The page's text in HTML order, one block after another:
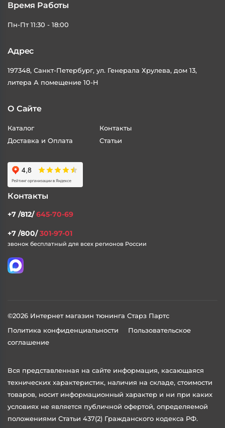
Время Работы
Пн-Пт 11:30 - 18:00
Адрес
197348, Санкт-Петербург, ул. Генерала Хрулева, дом 13,
литера А помещение 10-Н
О Сайте
Каталог
Доставка и Оплата
Контакты
Статьи
Контакты
+7 /812/645-70-69
+7 /800/301-97-01
звонок бесплатный для всех регионов России
©2026 Интернет магазин тюнинга Старз Партс
Политика конфиденциальности
Пользовательское
соглашение
Вся представленная на сайте информация, касающаяся
технических характеристик, наличия на складе, стоимости
товаров, носит информационный характер и ни при каких
условиях не является публичной офертой, определяемой
положениями Статьи 437(2) Гражданского кодекса РФ.